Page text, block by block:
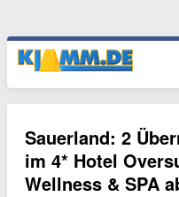
Sauerland: 2
im 4* Hotel
Wellness & SPA